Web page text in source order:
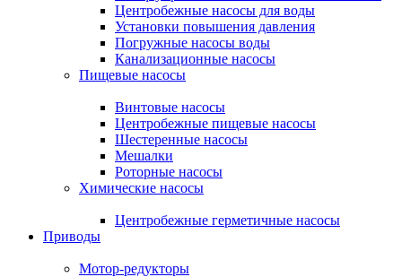
Центробежные насосы для воды
Установки повышения давления
Погружные насосы воды
Канализационные насосы
Пищевые насосы
Винтовые насосы
Центробежные пищевые насосы
Шестеренные насосы
Мешалки
Роторные насосы
Химические насосы
Центробежные герметичные насосы
Приводы
Мотор-редукторы